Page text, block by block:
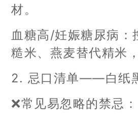
材。
血糖高/妊娠糖尿病：
糙米、燕麦替代精米
2. 忌口清单——白纸
❌常见易忽略的禁忌：